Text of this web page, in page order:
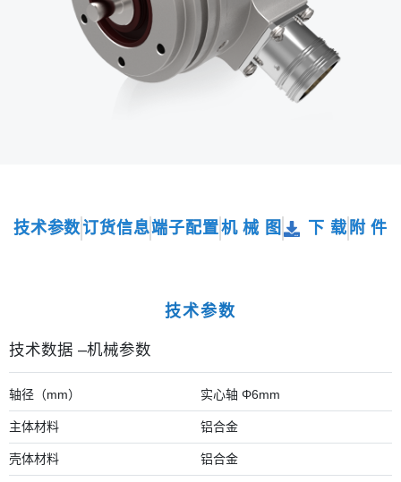
技术参数订货信息端子配置机 械 图 下 载 附 件
技术参数
技术数据 –机械参数
轴径（mm） 实心轴 Φ6mm
主体材料 铝合金
壳体材料 铝合金